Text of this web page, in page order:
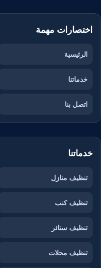
اختصارات مهمة
الرئيسية
خدماتنا
اتصل بنا
خدماتنا
تنظيف منازل
تنظيف كنب
تنظيف ستائر
تنظيف محلات